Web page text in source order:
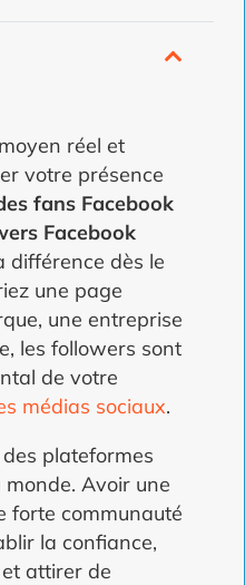
réel et
votre présence
fans Facebook
Facebook
différence dès le
une page
une entreprise
les followers sont
de votre
médias sociaux.
plateformes
Avoir une
forte communauté
la confiance,
attirer de